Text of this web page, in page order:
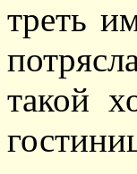
треть
такой